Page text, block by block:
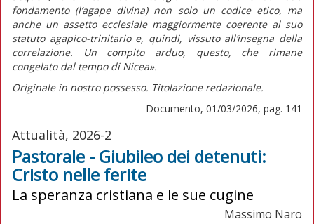
fondamento (l’agape divina) non solo un codice etico, ma
anche un assetto ecclesiale maggiormente coerente al suo
statuto agapico-trinitario e, quindi, vissuto all’insegna della
correlazione. Un compito arduo, questo, che rimane
congelato dal tempo di Nicea».
Originale in nostro possesso. Titolazione redazionale.
Documento, 01/03/2026, pag. 141
Attualità, 2026-2
Pastorale - Giubileo dei detenuti:
Cristo nelle ferite
La speranza cristiana e le sue cugine
Massimo Naro